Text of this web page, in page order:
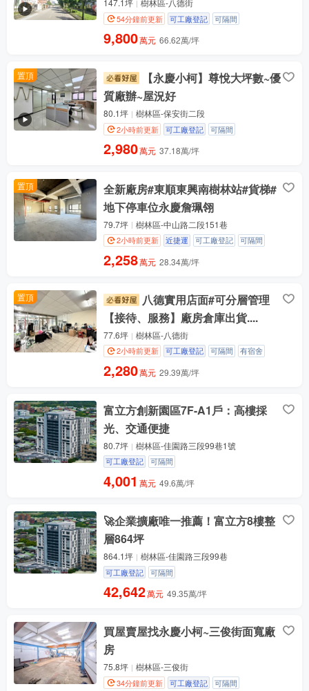
147.1坪 樹林區-八德街
54分鐘前更新 可工廠登記 可隔間
9,800萬元 66.62萬/坪
置頂
【永慶小柯】尊悅大坪數~優
質廠辦~屋況好
80.1坪 樹林區-保安街二段
2小時前更新 可工廠登記 可隔間
2,980萬元 37.18萬/坪
置頂
全新廠房#東順東興南樹林站#貨梯#
地下停車位永慶詹珮翎
79.7坪 樹林區-中山路二段151巷
2小時前更新 近捷運 可工廠登記 可隔間
2,258萬元 28.34萬/坪
置頂
八德實用店面#可分層管理
【接待、服務】廠房倉庫出貨....
77.6坪 樹林區-八德街
2小時前更新 可工廠登記 可隔間 有宿舍
2,280萬元 29.39萬/坪
富立方創新園區7F-A1戶：高樓採
光、交通便捷
80.7坪 樹林區-佳園路三段99巷1號
可工廠登記 可隔間
4,001 萬元 49.6萬/坪
🚀企業擴廠唯一推薦！富立方8樓整
層864坪
864.1坪 樹林區-佳園路三段99巷
可工廠登記 可隔間
42,642萬元 49.35萬/坪
買屋賣屋找永慶小柯~三俊街面寬廠
房
75.8坪 樹林區-三俊街
34分鐘前更新 可工廠登記 可隔間